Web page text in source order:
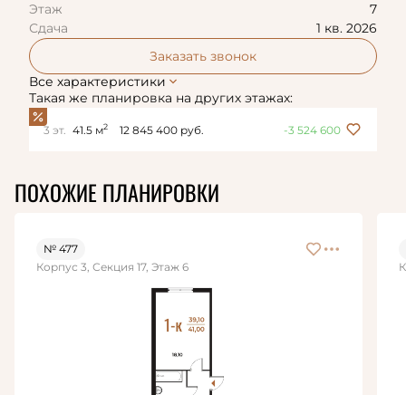
Этаж
7
Сдача
1 кв. 2026
Заказать звонок
Все характеристики
Такая же планировка на других этажах:
3 эт. 41.5 м2 12 845 400 руб. -3 524 600
ПОХОЖИЕ ПЛАНИРОВКИ
№ 477
Корпус 3, Секция 17, Этаж 6